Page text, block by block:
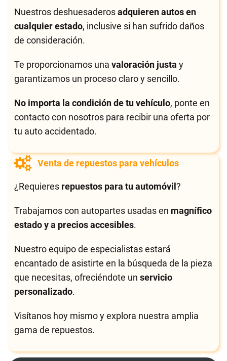
Nuestros deshuesaderosadquieren autos en
cualquier estado, inclusive si han sufrido daños
de consideración.
Te proporcionamos unavaloración justa y
garantizamos un proceso claro y sencillo.
No importa la condición de tu vehículo, ponte en
contacto con nosotros para recibir una oferta por
tu auto accidentado.
Venta de repuestos para vehículos
¿Requieres repuestos para tu automóvil?
Trabajamos con autopartes usadas en magnífico
estado y a precios accesibles.
Nuestro equipo de especialistas estará
encantado de asistirte en la búsqueda de la pieza
que necesitas, ofreciéndote unservicio
personalizado.
Visítanos hoy mismo y explora nuestra amplia
gama de repuestos.